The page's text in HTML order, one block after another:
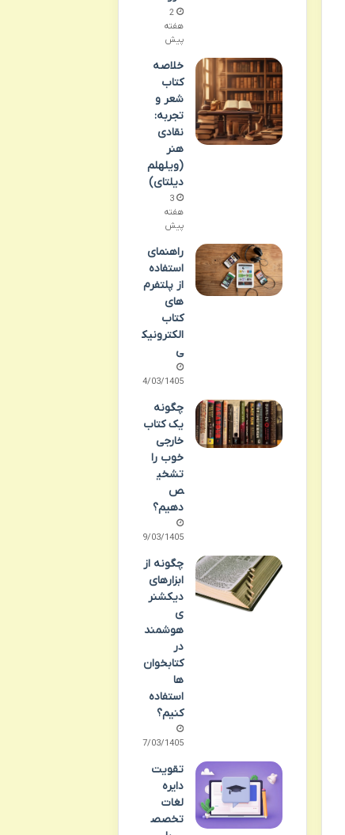
2
هفته
پیش
خلاصه
کتاب
شعر و
تجربه:
نقادی
هنر
(ویلهلم
دیلتای)
3
هفته
پیش
راهنمای
استفاده
از پلتفرم
های
کتاب
الکترونیک
ی
24/03/1405
چگونه
یک کتاب
خارجی
خوب را
تشخی
ص
دهیم؟
19/03/1405
چگونه از
ابزارهای
دیکشنر
ی
هوشمند
در
کتابخوان‌
ها
استفاده
کنیم؟
07/03/1405
تقویت
دایره
لغات
تخصص